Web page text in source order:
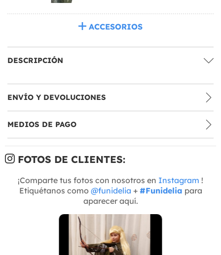
ACCESORIOS
DESCRIPCIÓN
ENVÍO Y DEVOLUCIONES
MEDIOS DE PAGO
FOTOS DE CLIENTES:
¡Comparte tus fotos con nosotros en Instagram !
Etiquétanos como @funidelia + #Funidelia para
aparecer aquí.